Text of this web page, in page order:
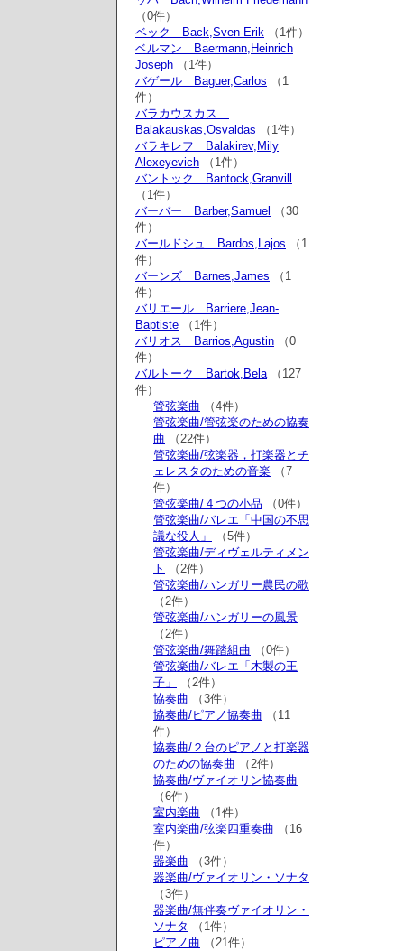
（0件）
ベック Back,Sven-Erik （1件）
ベルマン Baermann,Heinrich
Joseph （1件）
バゲール Baguer,Carlos （1
件）
バラカウスカス
Balakauskas,Osvaldas （1件）
バラキレフ Balakirev,Mily
Alexeyevich （1件）
バントック Bantock,Granvill
（1件）
バーバー Barber,Samuel
（30
件）
バールドシュ Bardos,Lajos （1
件）
バーンズ Barnes,James （1
件）
バリエール Barriere,Jean-
Baptiste （1件）
バリオス Barrios,Agustin （0
件）
バルトーク Bartok,Bela（127
件）
管弦楽曲 （4件）
管弦楽曲/管弦楽のための協奏
曲 （22件）
管弦楽曲/弦楽器，打楽器とチ
ェレスタのための音楽 （7
件）
管弦楽曲/４つの小品 （0件）
管弦楽曲/バレエ「中国の不思
議な役人」
（5件）
管弦楽曲/ディヴェルティメン
ト
（2件）
管弦楽曲/ハンガリー農民の歌
（2件）
管弦楽曲/ハンガリーの風景
（2件）
管弦楽曲/舞踏組曲 （0件）
管弦楽曲/バレエ「木製の王
子」
（2件）
協奏曲 （3件）
協奏曲/ピアノ協奏曲 （11
件）
協奏曲/２台のピアノと打楽器
のための協奏曲 （2件）
協奏曲/ヴァイオリン協奏曲
（6件）
室内楽曲 （1件）
室内楽曲/弦楽四重奏曲 （16
件）
器楽曲 （3件）
器楽曲/ヴァイオリン・ソナタ
（3件）
器楽曲/無伴奏ヴァイオリン・
ソナタ
（1件）
ピアノ曲 （21件）